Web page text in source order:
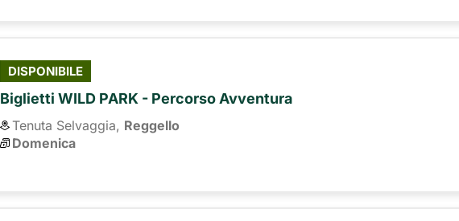
DISPONIBILE
Biglietti WILD PARK - Percorso Avventura
Tenuta Selvaggia, Reggello
Domenica